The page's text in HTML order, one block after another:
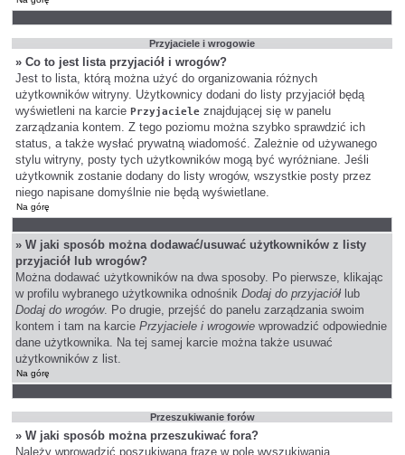
Przyjaciele i wrogowie
» Co to jest lista przyjaciół i wrogów?
Jest to lista, którą można użyć do organizowania różnych
użytkowników witryny. Użytkownicy dodani do listy przyjaciół będą
wyświetleni na karciePrzyjaciele znajdującej się w panelu
zarządzania kontem. Z tego poziomu można szybko sprawdzić ich
status, a także wysłać prywatną wiadomość. Zależnie od używanego
stylu witryny, posty tych użytkowników mogą być wyróżniane. Jeśli
użytkownik zostanie dodany do listy wrogów, wszystkie posty przez
niego napisane domyślnie nie będą wyświetlane.
Na górę
» W jaki sposób można dodawać/usuwać użytkowników z listy
przyjaciół lub wrogów?
Można dodawać użytkowników na dwa sposoby. Po pierwsze, klikając
w profilu wybranego użytkownika odnośnikDodaj do przyjaciół lub
Dodaj do wrogów. Po drugie, przejść do panelu zarządzania swoim
kontem i tam na karciePrzyjaciele i wrogowie wprowadzić odpowiednie
dane użytkownika. Na tej samej karcie można także usuwać
użytkowników z list.
Na górę
Przeszukiwanie forów
» W jaki sposób można przeszukiwać fora?
Należy wprowadzić poszukiwaną frazę w pole wyszukiwania